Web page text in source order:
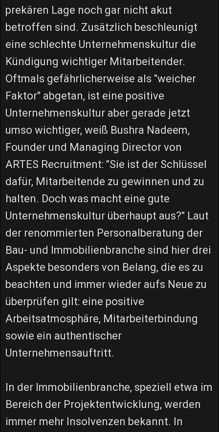
prekären Lage noch gar nicht akut
betroffen sind. Zusätzlich beschleunigt
eine schlechte Unternehmenskultur die
Kündigung wichtiger Mitarbeitender.
Oftmals gefährlicherweise als "weicher
Faktor" abgetan, ist eine positive
Unternehmenskultur aber gerade jetzt
umso wichtiger, weiß Bushra Nadeem,
Founder und Managing Director von
ARTES Recruitment: "Sie ist der Schlüssel
dafür, Mitarbeitende zu gewinnen und zu
halten. Doch was macht eine gute
Unternehmenskultur überhaupt aus?" Laut
der renommierten Personalberatung der
Bau- und Immobilienbranche sind hier drei
Aspekte besonders von Belang, die es zu
beachten und immer wieder aufs Neue zu
überprüfen gilt: eine positive
Arbeitsatmosphäre, Mitarbeiterbindung
sowie ein authentischer
Unternehmensauftritt.
In der Immobilienbranche, speziell etwa im
Bereich der Projektentwicklung, werden
immer mehr Insolvenzen bekannt. In